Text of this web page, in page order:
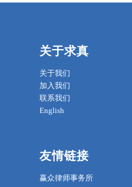
关于求真
关于我们
加入我们
联系我们
English
友情链接
赢众律师事务所